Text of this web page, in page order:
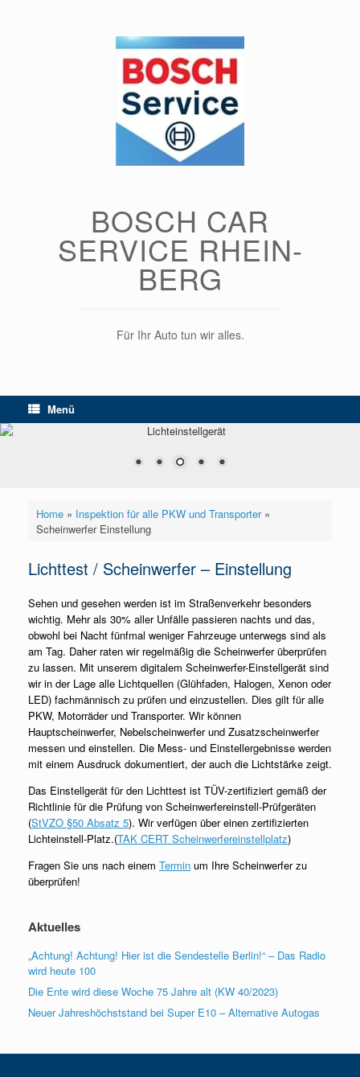
BOSCH CAR
SERVICE RHEIN-
BERG
Für Ihr Auto tun wir alles.
Menü
Home» Inspektion für alle PKW und Transporter»
Scheinwerfer Einstellung
Lichttest / Scheinwerfer – Einstellung
Sehen und gesehen werden ist im Straßenverkehr besonders
wichtig. Mehr als 30% aller Unfälle passieren nachts und das,
obwohl bei Nacht fünfmal weniger Fahrzeuge unterwegs sind als
am Tag. Daher raten wir regelmäßig die Scheinwerfer überprüfen
zu lassen. Mit unserem digitalem Scheinwerfer-Einstellgerät sind
wir in der Lage alle Lichtquellen (Glühfaden, Halogen, Xenon oder
LED) fachmännisch zu prüfen und einzustellen. Dies gilt für alle
PKW, Motorräder und Transporter. Wir können
Hauptscheinwerfer, Nebelscheinwerfer und Zusatzscheinwerfer
messen und einstellen. Die Mess- und Einstellergebnisse werden
mit einem Ausdruck dokumentiert, der auch die Lichtstärke zeigt.
Das Einstellgerät für den Lichttest ist TÜV-zertifiziert gemäß der
Richtlinie für die Prüfung von Scheinwerfereinstell-Prüfgeräten
(StVZO §50 Absatz 5). Wir verfügen über einen zertifizierten
Lichteinstell-Platz.(TAK CERT Scheinwerfereinstellplatz)
Fragen Sie uns nach einem Termin um Ihre Scheinwerfer zu
überprüfen!
Aktuelles
„Achtung! Achtung! Hier ist die Sendestelle Berlin!“ – Das Radio
wird heute 100
Die Ente wird diese Woche 75 Jahre alt (KW 40/2023)
Neuer Jahreshöchststand bei Super E10 – Alternative Autogas